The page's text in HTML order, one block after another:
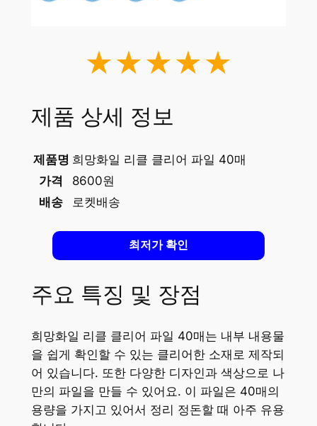
★★★★★
제품 상세 정보
제품명 희망화일 리클 클리어 파일 40매
가격
8600원
배송
로켓배송
최저가 확인
주요 특징 및 장점
희망화일 리클 클리어 파일 40매는 내부 내용물
을 쉽게 확인할 수 있는 클리어한 소재로 제작되
어 있습니다. 또한 다양한 디자인과 색상으로 나
만의 파일을 만들 수 있어요. 이 파일은 40매의
용량을 가지고 있어서 정리 정돈할 때 아주 유용